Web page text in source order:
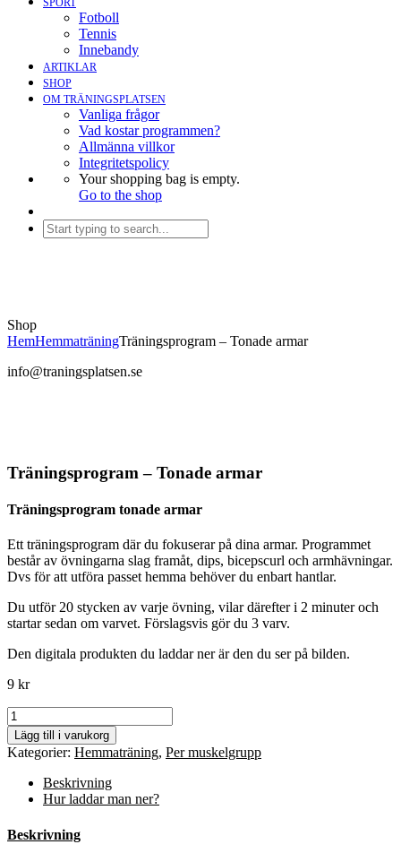
SPORT
Fotboll
Tennis
Innebandy
ARTIKLAR
SHOP
OM TRÄNINGSPLATSEN
Vanliga frågor
Vad kostar programmen?
Allmänna villkor
Integritetspolicy
Your shopping bag is empty.
Go to the shop
Shop
HemHemmaträningTräningsprogram – Tonade armar
info@traningsplatsen.se
Träningsprogram – Tonade armar
Träningsprogram tonade armar
Ett träningsprogram där du fokuserar på dina armar. Programmet
består av övningarna slag framåt, dips, bicepscurl och armhävningar.
Dvs för att utföra passet hemma behöver du enbart hantlar.
Du utför 20 stycken av varje övning, vilar därefter i 2 minuter och
startar sedan om varvet. Förslagsvis gör du 3 varv.
Den digitala produkten du laddar ner är den du ser på bilden.
9 kr
Träningsprogram
-
Tonade
armar
mängd
Lägg till i varukorg
Kategorier: Hemmaträning, Per muskelgrupp
Beskrivning
Hur laddar man ner?
Beskrivning